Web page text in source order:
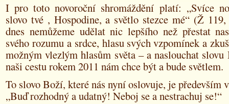
I pro toto novoroční shromáždění platí: „Svíce
slovo tvé , Hospodine, a světlo stezce mé“ (Ž
dnes nemůžeme udělat nic lepšího než přestat
svého rozumu a srdce, hlasu svých vzpomínek a
možným vlezlým hlasům světa – a naslouchat
naši cestu rokem 2011 nám chce být a bude světlem.
To slovo Boží, které nás nyní oslovuje, je především
„Buď rozhodný a udatný! Neboj se a nestrachuj se!“